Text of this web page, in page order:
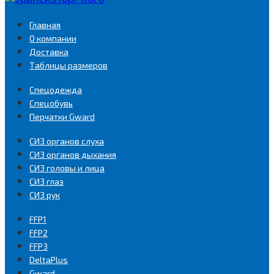
Главная
О компании
Доставка
Таблицы размеров
Спецодежда
Спецобувь
Перчатки Gward
СИЗ органов слуха
СИЗ органов дыхания
СИЗ головы и лица
СИЗ глаз
СИЗ рук
FFP1
FFP2
FFP3
DeltaPlus